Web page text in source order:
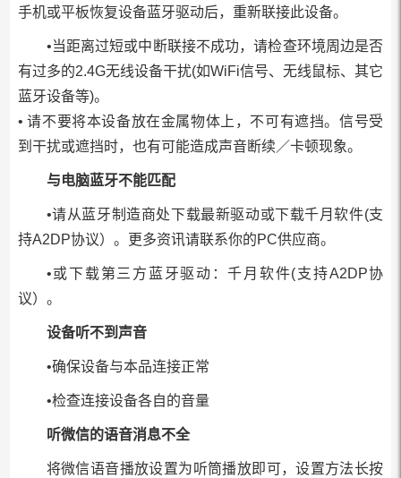
手机或平板恢复设备蓝牙驱动后，重新联接此设备。
•当距离过短或中断联接不成功，请检查环境周边是否
有过多的2.4G无线设备干扰(如WiFi信号、无线鼠标、其它
蓝牙设备等)。
• 请不要将本设备放在金属物体上，不可有遮挡。信号受
到干扰或遮挡时，也有可能造成声音断续／卡顿现象。
与电脑蓝牙不能匹配
•请从蓝牙制造商处下载最新驱动或下载千月软件(支
持A2DP协议）。更多资讯请联系你的PC供应商。
•或下载第三方蓝牙驱动：千月软件(支持A2DP协
议）。
设备听不到声音
•确保设备与本品连接正常
•检查连接设备各自的音量
听微信的语音消息不全
将微信语音播放设置为听筒播放即可，设置方法长按